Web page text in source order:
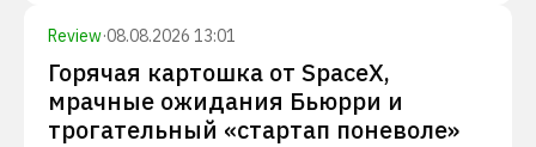
Review·08.08.2026 13:01
Горячая картошка от SpaceX,
мрачные ожидания Бьюрри и
трогательный «стартап поневоле»